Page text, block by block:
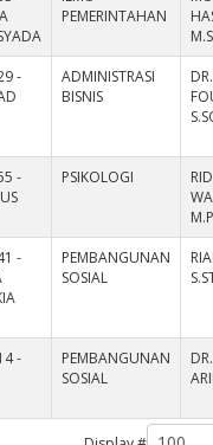
PEMERINTAHAN
-
ADMINISTRASI
BISNIS
-
PSIKOLOGI
-
PEMBANGUNAN
SOSIAL
-
PEMBANGUNAN
SOSIAL